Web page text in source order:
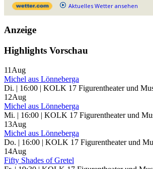
Aktuelles Wetter ansehen
Anzeige
Highlights Vorschau
11 Aug
Michel aus Lönneberga
Di. | 16:00 | KOLK 17 Figurentheater und
12Aug
Michel aus Lönneberga
Mi. | 16:00 | KOLK 17 Figurentheater und
13Aug
Michel aus Lönneberga
Do. | 16:00 | KOLK 17 Figurentheater und
14Aug
Fifty Shades of Gretel